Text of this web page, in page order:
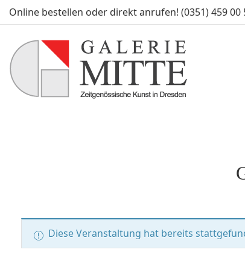
Online bestellen oder direkt anrufen! (0351) 459 00
Diese Veranstaltung hat bereits